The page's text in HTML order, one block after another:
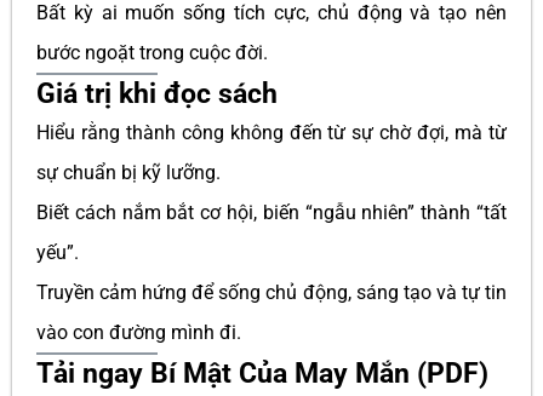
Bất kỳ ai muốn sống tích cực, chủ động và tạo nên
bước ngoặt trong cuộc đời.
Giá trị khi đọc sách
Hiểu rằng thành công không đến từ sự chờ đợi, mà từ
sự chuẩn bị kỹ lưỡng.
Biết cách nắm bắt cơ hội, biến “ngẫu nhiên” thành “tất
yếu”.
Truyền cảm hứng để sống chủ động, sáng tạo và tự tin
vào con đường mình đi.
Tải ngay Bí Mật Của May Mắn (PDF)